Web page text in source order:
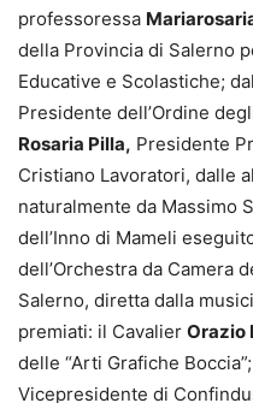
professoressa
della Provincia di Salerno
Educative e Scolastiche;
Presidente dell’Ordine
Rosaria Pilla, Presidente
Cristiano Lavoratori, dalle
naturalmente da Massimo
dell’Inno di Mameli
dell’Orchestra da Camera
Salerno, diretta dalla
premiati: il Cavalier Orazio
delle “Arti Grafiche
Vicepresidente di